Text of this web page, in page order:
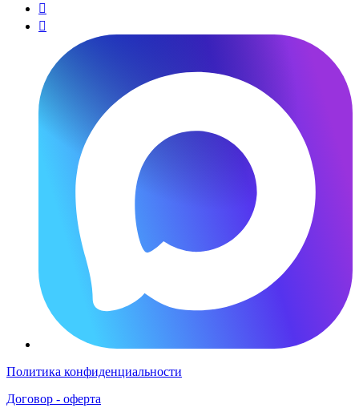


Политика конфиденциальности
Договор - оферта